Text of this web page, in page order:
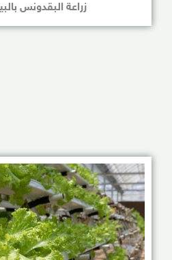
زراعة البقدونس